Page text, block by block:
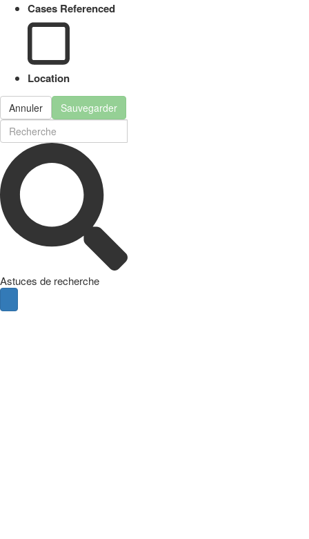
Cases Referenced
Location
Annuler Sauvegarder
Astuces de recherche